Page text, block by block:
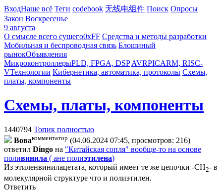
ВходНаше всё Теги codebook 无线电组件 Поиск Опросы
Закон Воскресенье
9 августа
О смысле всего сущего0xFF Средства и методы разработки
Мобильная и беспроводная связь Блошиный
рынокОбъявления
МикроконтроллерыPLD, FPGA, DSP AVRPICARM, RISC-
VТехнологии Кибернетика, автоматика, протоколы Схемы,
платы, компоненты
Схемы, платы, компоненты
1440794 Топик полностью
Boвaкомментатор (04.06.2024 07:45, просмотров: 216)
ответил Dingo на "Китайская сопля" вообще-то на основе
поливинила ( ане полиэтилена)
Из этиленвинилацетата, который имеет те же цепочки -CH2- в
молекулярной структуре что и полиэтилен.
Ответить